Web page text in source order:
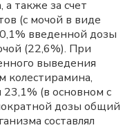
также за счет
(с мочой в виде
введенной дозы
(22,6%). При
выведения
колестирамина,
(в основном с
дозы общий
составлял